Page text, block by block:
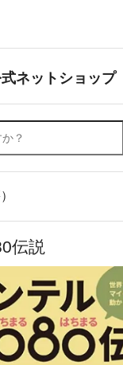
式ネットショッ
伝説